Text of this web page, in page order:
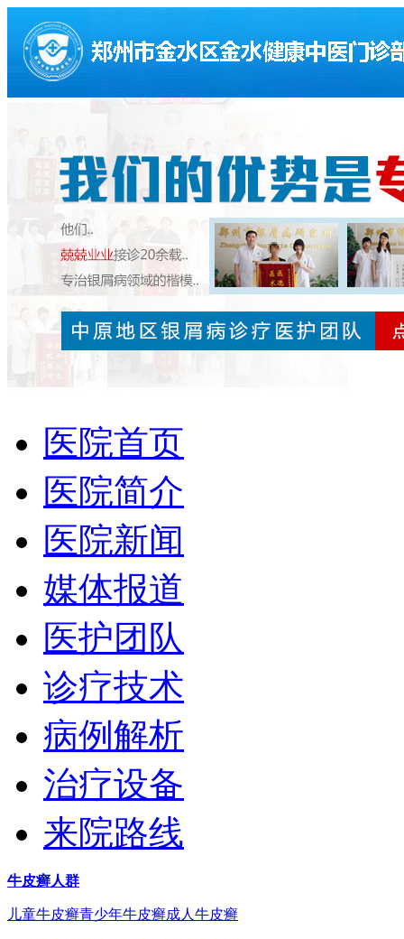
医院首页
医院简介
医院新闻
媒体报道
医护团队
诊疗技术
病例解析
治疗设备
来院路线
牛皮癣人群
儿童牛皮癣青少年牛皮癣成人牛皮癣